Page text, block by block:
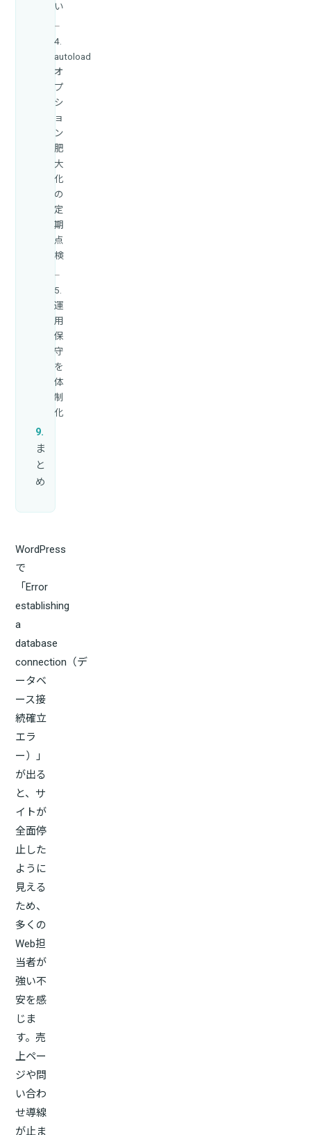
い
4.
autoload
オ
プ
シ
ョ
ン
肥
大
化
の
定
期
点
検
5.
運
用
保
守
を
体
制
化
ま
と
め
WordPress
で
「Error
establishing
a
database
connection（デ
ータベ
ース接
続確立
エラ
ー）」
が出る
と、サ
イトが
全面停
止した
ように
見える
ため、
多くの
Web担
当者が
強い不
安を感
じま
す。売
上ペー
ジや問
い合わ
せ導線
が止ま